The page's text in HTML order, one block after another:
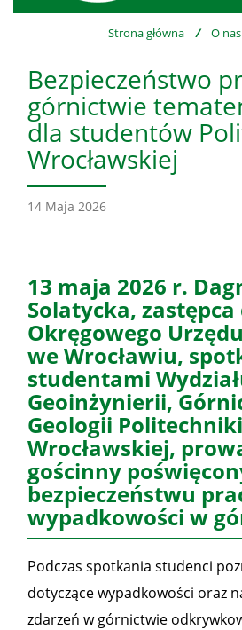
Strona główna / O nas
Bezpieczeństwo
górnictwie
dla studentów
Wrocławskiej
14 Maja 2026
13 maja 2026 r.
Solatycka,
Okręgowego
we Wrocławiu,
studentami
Geoinżynierii,
Geologii Politechniki
Wrocławskiej,
gościnny
bezpieczeństwu
wypadkowości w
Podczas spotkania studenci
dotyczące wypadkowości oraz
zdarzeń w górnictwie